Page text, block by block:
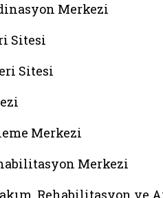
Merkezi
Sitesi
Sitesi
Merkezi
Merkezi
Rehabilitasyon ve